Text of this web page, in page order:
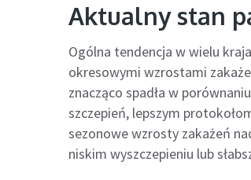
Aktualny stan
Ogólna tendencja w wielu
okresowymi wzrostami
znacząco spadła w
szczepień, lepszym
sezonowe wzrosty zakażeń
niskim wyszczepieniu lub